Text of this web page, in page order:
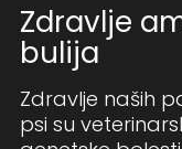
Zdravlje
bulija
Zdravlje naših
psi su